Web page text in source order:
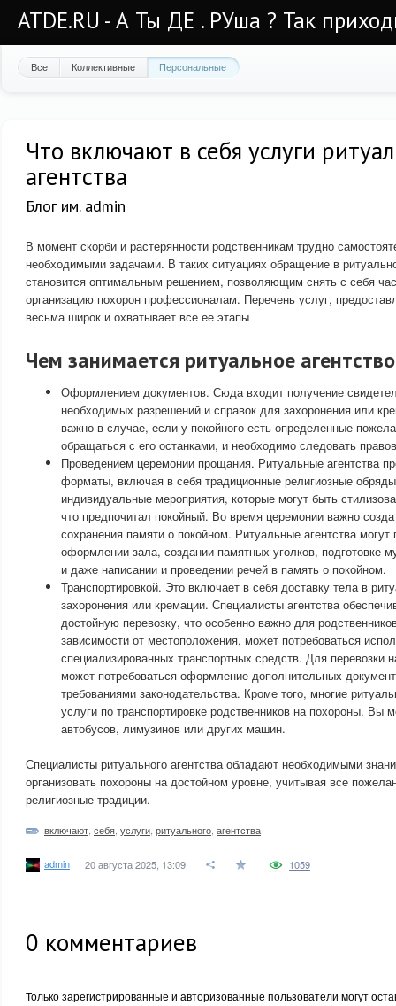
ATDE.RU - А Ты ДЕ . РУша ? Так
Все Коллективные Персональные
Что включают в себя услуги
агентства
Блог им. admin
В момент скорби и растерянности родственникам трудно
необходимыми задачами. В таких ситуациях обращение в
становится оптимальным решением, позволяющим снять с себя
организацию похорон профессионалам. Перечень услуг,
весьма широк и охватывает все ее этапы
Чем занимается ритуальное агентство
Оформлением документов. Сюда входит получение
необходимых разрешений и справок для захоронения или
важно в случае, если у покойного есть определенные
обращаться с его останками, и необходимо следовать
Проведением церемонии прощания. Ритуальные агентства
форматы, включая в себя традиционные религиозные
индивидуальные мероприятия, которые могут быть
что предпочитал покойный. Во время церемонии важно
сохранения памяти о покойном. Ритуальные агентства
оформлении зала, создании памятных уголков, подготовке
и даже написании и проведении речей в память о покойном.
Транспортировкой. Это включает в себя доставку тела в
захоронения или кремации. Специалисты агентства
достойную перевозку, что особенно важно для
зависимости от местоположения, может потребоваться
специализированных транспортных средств. Для перевозки
может потребоваться оформление дополнительных
требованиями законодательства. Кроме того, многие
услуги по транспортировке родственников на похороны. Вы
автобусов, лимузинов или других машин.
Специалисты ритуального агентства обладают необходимыми
организовать похороны на достойном уровне, учитывая все
религиозные традиции.
включают себя услуги ритуального агентства
admin 20 августа 2025, 13:09 1059
0 комментариев
Только зарегистрированные и авторизованные пользователи могут